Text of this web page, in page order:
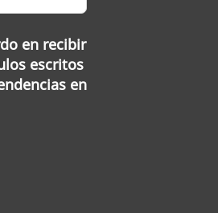
en recibir
escritos
en